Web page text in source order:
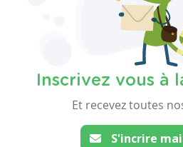
Inscrivez vous à
Et recevez toutes
S'incrire